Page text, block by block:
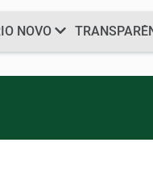
NOVO